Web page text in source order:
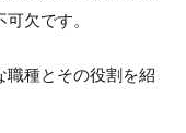
欠です。
職種とその役割を紹